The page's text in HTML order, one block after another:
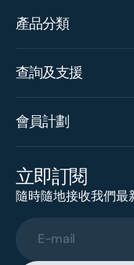
產品分類
查詢及支援
會員計劃
立即訂閱
隨時隨地接收我們最
E-mail